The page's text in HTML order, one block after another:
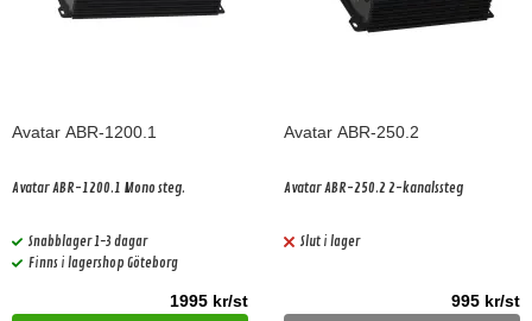
Avatar ABR-1200.1
Avatar ABR-1200.1 Mono steg.
Snabblager 1-3 dagar
Finns i lagershop Göteborg
1995 kr/st
Avatar ABR-250.2
Avatar ABR-250.2 2-kanalssteg
Slut i lager
995 kr/st